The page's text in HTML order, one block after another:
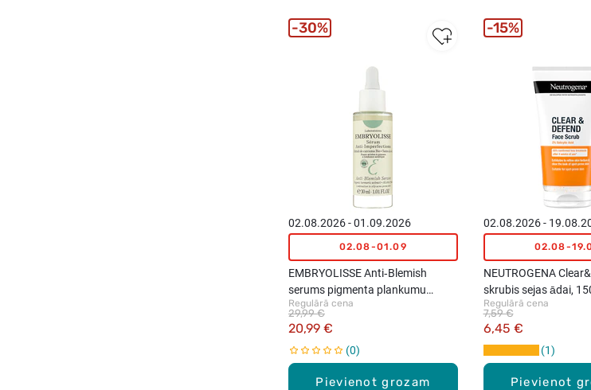
Pievienot grozam
02.08.2026 - 01.09.2026
02.08-01.09
EMBRYOLISSE Anti‑Blemish
serums pigmenta plankumu
mazināšanai, 30ml
Regulārā cena
20,99 €
29,99 €
0
30%
Pievienot
02.08.2026 -
02.08-
NEUTROGENA
skrubis sejas ādai,
Regulārā cena
6,45 €
7,59 €
1
15%